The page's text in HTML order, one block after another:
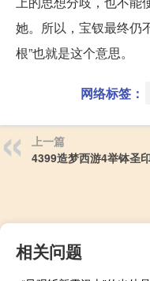
她。所以，宝钗最终仍
根”也就是这个意思。
网络标签：
上一篇
4399造梦西游4举钵圣
相关问题